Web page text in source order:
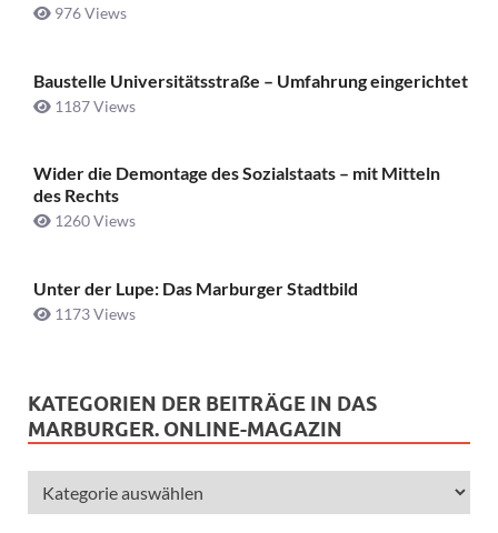
976 Views
Baustelle Universitätsstraße ­– Umfahrung eingerichtet
1187 Views
Wider die Demontage des Sozialstaats – mit Mitteln
des Rechts
1260 Views
Unter der Lupe: Das Marburger Stadtbild
1173 Views
KATEGORIEN DER BEITRÄGE IN DAS
MARBURGER. ONLINE-MAGAZIN